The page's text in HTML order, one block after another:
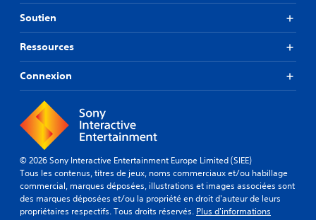
Soutien
Ressources
Connexion
© 2026 Sony Interactive Entertainment Europe Limited (SIEE)
Tous les contenus, titres de jeux, noms commerciaux et/ou habillage
commercial, marques déposées, illustrations et images associées sont
des marques déposées et/ou la propriété en droit d'auteur de leurs
propriétaires respectifs. Tous droits réservés. Plus d'informations